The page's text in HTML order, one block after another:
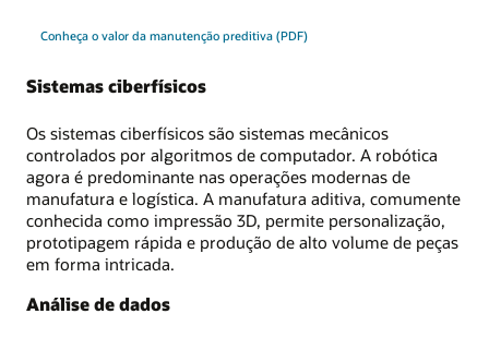
Conheça o valor da manutenção preditiva (PDF)
Sistemas ciberfísicos
Os sistemas ciberfísicos são sistemas mecânicos
controlados por algoritmos de computador. A robótica
agora é predominante nas operações modernas de
manufatura e logística. A manufatura aditiva, comumente
conhecida como impressão 3D, permite personalização,
prototipagem rápida e produção de alto volume de peças
em forma intricada.
Análise de dados